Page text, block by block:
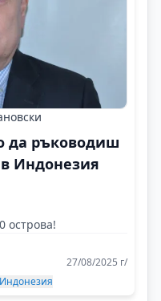
да ръководиш
Индонезия
острова!
27/08/2025 г/